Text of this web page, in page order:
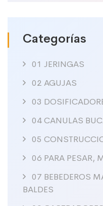
Categorías
01 JERINGAS
02 AGUJAS
03
04 CANULAS
05
06 PARA PESAR,
07 BEBEDEROS
BALDES